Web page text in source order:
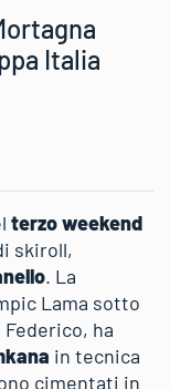
Italia
terzo weekend
skiroll,
. La
Lama sotto
ha
in tecnica
cimentati in